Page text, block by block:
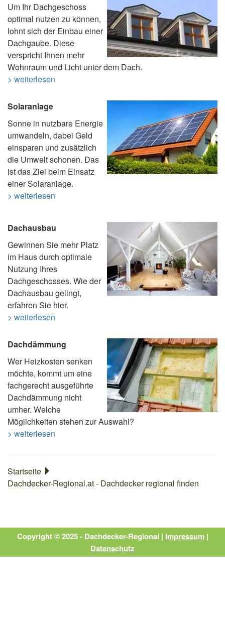
Um Ihr Dachgeschoss
optimal nutzen zu können,
lohnt sich der Einbau einer
Dachgaube. Diese
verspricht Ihnen mehr
Wohnraum und Licht unter dem Dach.
> weiterlesen
Solaranlage
Sonne in nutzbare Energie
umwandeln, dabei Geld
einsparen und zusätzlich
die Umwelt schonen. Das
ist das Ziel beim Einsatz
einer Solaranlage.
> weiterlesen
Dachausbau
Gewinnen Sie mehr Platz
im Haus durch optimale
Nutzung Ihres
Dachgeschosses. Wie der
Dachausbau gelingt,
erfahren Sie hier.
> weiterlesen
Dachdämmung
Wer Heizkosten senken
möchte, kommt um eine
fachgerecht ausgeführte
Dachdämmung nicht
umher. Welche
Möglichkeiten stehen zur Auswahl?
> weiterlesen
Startseite
Dachdecker-Regional.at - Dachdecker regional finden
Copyright © 2025 - Dachdecker-Regional | Impressum|
Datenschutz